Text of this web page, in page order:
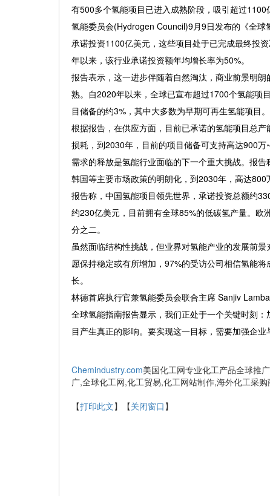
有500多个氢能项目已进入成熟阶段，吸引超过1100
氢能委员会(Hydrogen Council)9月9日发布的《全
承诺投资1100亿美元，这些项目处于已完成最终投
年以来，该行业承诺投资额年均增长率为50%。
报告表示，这一进步伴随着自然淘汰，商业前景明
熟。自2020年以来，全球已宣布超过1700个氢能项
目储备的约3%，其中大多数为早期可再生氢能项目。
根据报告，在供应方面，目前已承诺的氢能项目总
损耗，到2030年，目前的项目储备可支持高达900万
需求的释放是氢能行业面临的下一个重大挑战。报
韩国等主要市场政策的明朗化，到2030年，高达800
报告称，中国氢能项目领先世界，承诺投资总额约
约230亿美元，目前拥有全球85%的低碳氢产量。
分之二。
虽然面临结构性挑战，但业界对氢能产业的发展前
愿保持稳定或有所增加，97%的受访公司相信氢能
长。
林德首席执行官兼氢能委员会联合主席 Sanjiv
全球氢能指南报告显示，我们正处于一个关键时刻
目产生真正的影响。要实现这一目标，需要加强企
Chemindustry.com美国化工网专业化工产品全球推
广,全球化工网,化工贸易,化工网站制作,海外化工采
【打印此文】【关闭窗口 】